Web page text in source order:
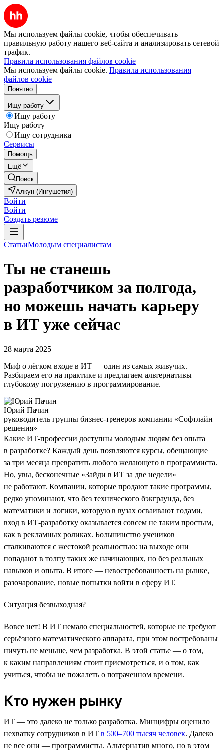
Мы используем файлы cookie, чтобы обеспечивать
правильную работу нашего веб-сайта и анализировать сетевой
трафик.
Правила использования файлов cookie
Мы используем файлы cookie. Правила использования
файлов cookie
Понятно
Ищу работу
Ищу работу
Ищу работу
Ищу сотрудника
Сервисы
Помощь
Ещё
Поиск
Алкун (Ингушетия)
Войти
Войти
Создать резюме
СтатьиМолодым специалистам
Ты не станешь
разработчиком за полгода,
но можешь начать карьеру
в ИТ уже сейчас
28 марта 2025
Миф о лёгком входе в ИТ — один из самых живучих.
Разбираем его на практике и предлагаем альтернативы
глубокому погружению в программирование.
Юрий Пачин
руководитель группы бизнес-тренеров компании «Софтлайн
решения»
Какие ИТ-профессии доступны молодым людям без опыта
в разработке? Каждый день появляются курсы, обещающие
за три месяца превратить любого желающего в программиста.
Но, увы, бесконечные «Зайди в ИТ за две недели»
не работают. Компании, которые продают такие программы,
редко упоминают, что без технического бэкграунда, без
математики и логики, которую в вузах осваивают годами,
вход в ИТ-разработку оказывается совсем не таким простым,
как в рекламных роликах. Большинство учеников
сталкиваются с жестокой реальностью: на выходе они
попадают в толпу таких же начинающих, но без реальных
навыков и опыта. В итоге — невостребованность на рынке,
разочарование, новые попытки войти в сферу ИТ.
Ситуация безвыходная?
Вовсе нет! В ИТ немало специальностей, которые не требуют
серьёзного математического аппарата, при этом востребованы
ничуть не меньше, чем разработка. В этой статье — о том,
к каким направлениям стоит присмотреться, и о том, как
учиться, чтобы не пожалеть о потраченном времени.
Кто нужен рынку
ИТ — это далеко не только разработка. Минцифры оценило
нехватку сотрудников в ИТ в 500–700 тысяч человек. Далеко
не все они — программисты. Альтернатив много, но в этом